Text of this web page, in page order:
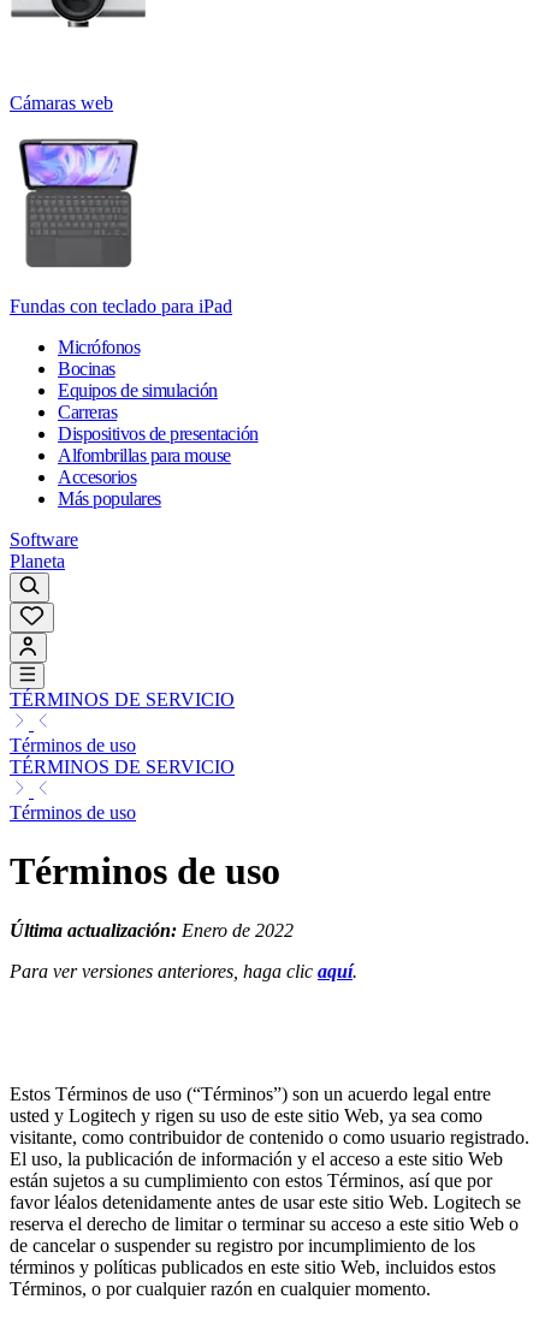
Cámaras web
Fundas con teclado para iPad
Micrófonos
Bocinas
Equipos de simulación
Carreras
Dispositivos de presentación
Alfombrillas para mouse
Accesorios
Más populares
Software
Planeta
TÉRMINOS DE SERVICIO
Términos de uso
TÉRMINOS DE SERVICIO
Términos de uso
Términos de uso
Última actualización: Enero de 2022
Para ver versiones anteriores, haga clic aquí.
Estos Términos de uso (“Términos”) son un acuerdo legal entre
usted y Logitech y rigen su uso de este sitio Web, ya sea como
visitante, como contribuidor de contenido o como usuario registrado.
El uso, la publicación de información y el acceso a este sitio Web
están sujetos a su cumplimiento con estos Términos, así que por
favor léalos detenidamente antes de usar este sitio Web. Logitech se
reserva el derecho de limitar o terminar su acceso a este sitio Web o
de cancelar o suspender su registro por incumplimiento de los
términos y políticas publicados en este sitio Web, incluidos estos
Términos, o por cualquier razón en cualquier momento.